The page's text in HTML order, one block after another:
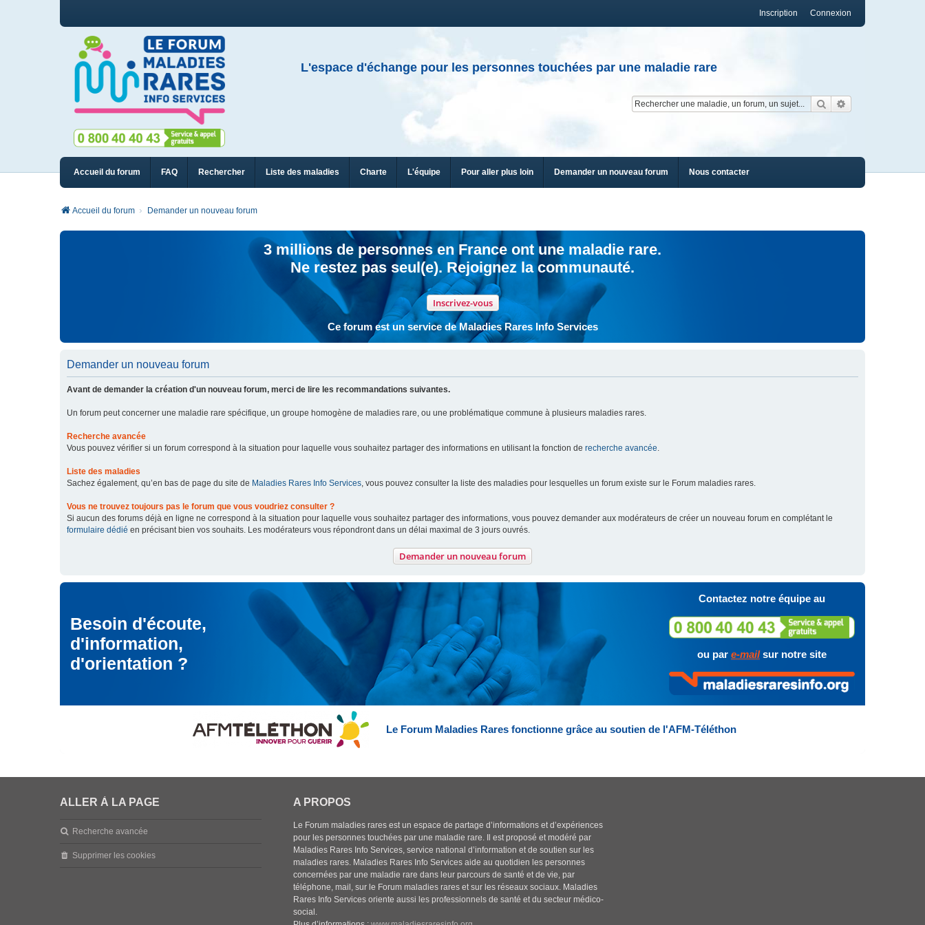
Connexion
Inscription
L'espace d'échange pour les personnes touchées par une maladie rare
Rechercher
Accueil du forum FAQ Rechercher Liste des maladies Charte L'équipe Pour aller plus loin Demander un nouveau forum Nous contacter
Accueil du forum Demander un nouveau forum
3 millions de personnes en France ont une maladie rare.
Ne restez pas seul(e). Rejoignez la communauté.
Inscrivez-vous
Ce forum est un service de Maladies Rares Info Services
Demander un nouveau forum
Avant de demander la création d'un nouveau forum, merci de lire les recommandations suivantes.
Un forum peut concerner une maladie rare spécifique, un groupe homogène de maladies rare, ou une problématique commune à plusieurs maladies rares.
Recherche avancée
Vous pouvez vérifier si un forum correspond à la situation pour laquelle vous souhaitez partager des informations en utilisant la fonction de recherche avancée.
Liste des maladies
Sachez également, qu’en bas de page du site de Maladies Rares Info Services, vous pouvez consulter la liste des maladies pour lesquelles un forum existe sur le Forum maladies rares.
Vous ne trouvez toujours pas le forum que vous voudriez consulter ?
Si aucun des forums déjà en ligne ne correspond à la situation pour laquelle vous souhaitez partager des informations, vous pouvez demander aux modérateurs de créer un nouveau forum en complétant le
formulaire dédié en précisant bien vos souhaits. Les modérateurs vous répondront dans un délai maximal de 3 jours ouvrés.
Demander un nouveau forum
Besoin d'écoute,
d'information,
d'orientation ?
Contactez notre équipe au
ou par e-mailsur notre site
Le Forum Maladies Rares fonctionne grâce au soutien de l'AFM-Téléthon
ALLER À LA PAGE
Recherche avancée
Supprimer les cookies
A PROPOS
Le Forum maladies rares est un espace de partage d’informations et d’expériences
pour les personnes touchées par une maladie rare. Il est proposé et modéré par
Maladies Rares Info Services, service national d’information et de soutien sur les
maladies rares. Maladies Rares Info Services aide au quotidien les personnes
concernées par une maladie rare dans leur parcours de santé et de vie, par
téléphone, mail, sur le Forum maladies rares et sur les réseaux sociaux. Maladies
Rares Info Services oriente aussi les professionnels de santé et du secteur médico-
social.